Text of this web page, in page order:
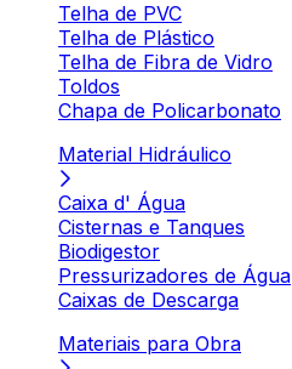
Telha de PVC
Telha de Plástico
Telha de Fibra de Vidro
Toldos
Chapa de Policarbonato
Material Hidráulico
Caixa d' Água
Cisternas e Tanques
Biodigestor
Pressurizadores de Água
Caixas de Descarga
Materiais para Obra